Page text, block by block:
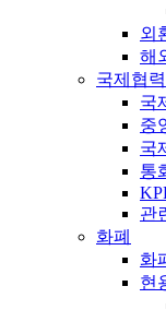
외
해
국제협력
국
중
국
통
관
화폐
화
현